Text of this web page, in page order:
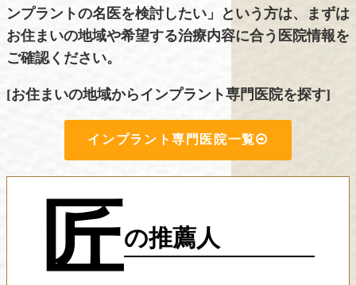
ンプラントの名医を検討したい」という方は、まずは
お住まいの地域や希望する治療内容に合う医院情報を
ご確認ください。
[お住まいの地域からインプラント専門医院を探す]
インプラント専門医院一覧
匠の推薦人